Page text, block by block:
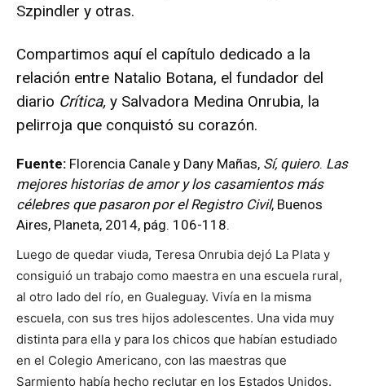
Szpindler y otras.
Compartimos aquí el capítulo dedicado a la
relación entre Natalio Botana, el fundador del
diario Crítica, y Salvadora Medina Onrubia, la
pelirroja que conquistó su corazón.
Fuente: Florencia Canale y Dany Mañas, Sí, quiero. Las
mejores historias de amor y los casamientos más
célebres que pasaron por el Registro Civil, Buenos
Aires, Planeta, 2014, pág. 106-118.
Luego de quedar viuda, Teresa Onrubia dejó La Plata y
consiguió un trabajo como maestra en una escuela rural,
al otro lado del río, en Gualeguay. Vivía en la misma
escuela, con sus tres hijos adolescentes. Una vida muy
distinta para ella y para los chicos que habían estudiado
en el Colegio Americano, con las maestras que
Sarmiento había hecho reclutar en los Estados Unidos.